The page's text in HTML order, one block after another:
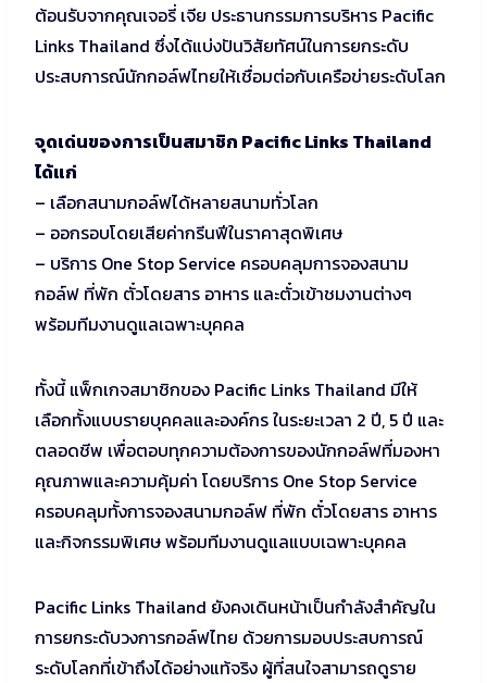
ต้อนรับจากคุณเจอรี่ เจีย ประธานกรรมการบริหาร Pacific
Links Thailand ซึ่งได้แบ่งปันวิสัยทัศน์ในการยกระดับ
ประสบการณ์นักกอล์ฟไทยให้เชื่อมต่อกับเครือข่ายระดับโลก
จุดเด่นของการเป็นสมาชิก Pacific Links Thailand
ได้แก่
– เลือกสนามกอล์ฟได้หลายสนามทั่วโลก
– ออกรอบโดยเสียค่ากรีนฟีในราคาสุดพิเศษ
– บริการ One Stop Service ครอบคลุมการจองสนาม
กอล์ฟ ที่พัก ตั๋วโดยสาร อาหาร และตั๋วเข้าชมงานต่างๆ
พร้อมทีมงานดูแลเฉพาะบุคคล
ทั้งนี้ แพ็กเกจสมาชิกของ Pacific Links Thailand มีให้
เลือกทั้งแบบรายบุคคลและองค์กร ในระยะเวลา 2 ปี, 5 ปี และ
ตลอดชีพ เพื่อตอบทุกความต้องการของนักกอล์ฟที่มองหา
คุณภาพและความคุ้มค่า โดยบริการ One Stop Service
ครอบคลุมทั้งการจองสนามกอล์ฟ ที่พัก ตั๋วโดยสาร อาหาร
และกิจกรรมพิเศษ พร้อมทีมงานดูแลแบบเฉพาะบุคคล
Pacific Links Thailand ยังคงเดินหน้าเป็นกำลังสำคัญใน
การยกระดับวงการกอล์ฟไทย ด้วยการมอบประสบการณ์
ระดับโลกที่เข้าถึงได้อย่างแท้จริง ผู้ที่สนใจสามารถดูราย